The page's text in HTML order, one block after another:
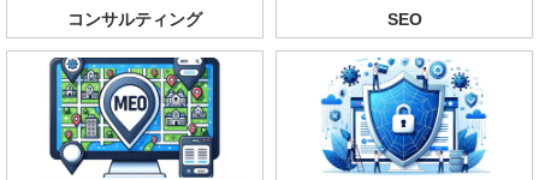
コンサルティング SEO